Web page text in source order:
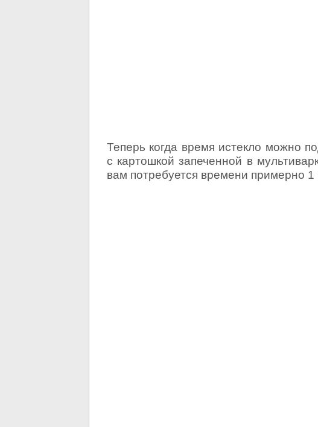
Теперь когда время истекло можно
с картошкой запеченной в
вам потребуется времени примерно 1